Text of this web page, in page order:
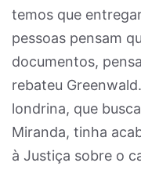
temos que
pessoas pensam
documentos,
rebateu
londrina, que
Miranda, tinha
à Justiça sobre o